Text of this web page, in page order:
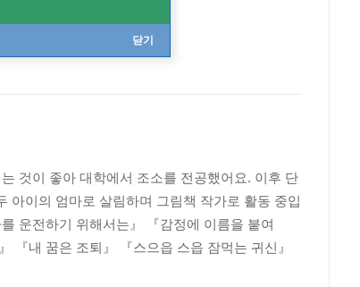
닫기
것이 좋아 대학에서 조소를 전공했어요. 이후 단
아이의 엄마로 살림하며 그림책 작가로 활동 중입
운전하기 위해서는』 『감정에 이름을 붙여
『내 꿈은 조퇴』 『스으읍 스읍 잠먹는 귀신』